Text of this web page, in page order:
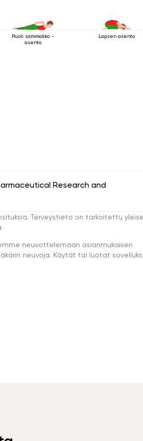
Puoli sammakko -
asento
Lapsen asento
Research and
Terveystieto on tarkoitettu
neuvottelemaan asianmukaisen
neuvoja. Käytät tai luotat